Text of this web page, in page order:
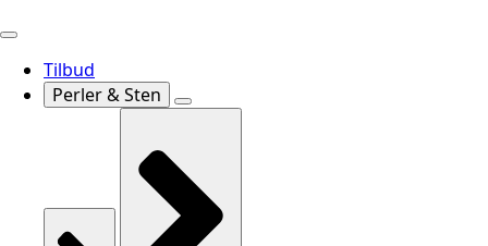
Tilbud
Perler & Sten